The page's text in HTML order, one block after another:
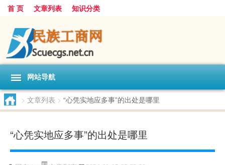
首 页 文章列表 知识分类
网站导航
> 文章列表 > “心凭实地应多事”的出处是哪里
“心凭实地应多事”的出处是哪里